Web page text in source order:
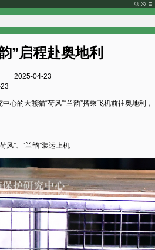
”启程赴奥地利
2025-04-23
心的大熊猫“荷风”“兰韵”搭乘飞机前往奥地利，
风”、“兰韵”装运上机